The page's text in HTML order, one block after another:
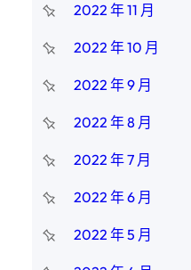
2022 年 11 月
2022 年 10 月
2022 年 9 月
2022 年 8 月
2022 年 7 月
2022 年 6 月
2022 年 5 月